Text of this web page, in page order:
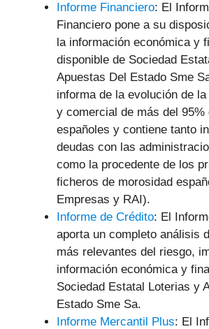
Informe Financiero: El
Financiero pone a su
la información económica y
disponible de Sociedad
Apuestas Del Estado Sme
informa de la evolución de
y comercial de más del 95%
españoles y contiene tanto
deudas con las
como la procedente de los
ficheros de morosidad
Empresas y RAI).
Informe de Crédito: El
aporta un completo análisis
más relevantes del riesgo,
información económica y
Sociedad Estatal Loterias y
Estado Sme Sa.
Informe Mercantil Plus: El